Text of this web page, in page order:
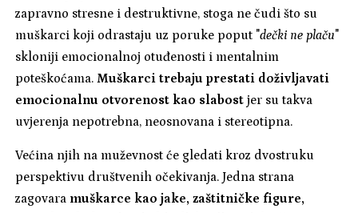
zapravno stresne i destruktivne, stoga ne čudi što su
muškarci koji odrastaju uz poruke poput "dečki ne plaču"
skloniji emocionalnoj otuđenosti i mentalnim
poteškoćama.Muškarci trebaju prestati doživljavati
emocionalnu otvorenost kao slabost jer su takva
uvjerenja nepotrebna, neosnovana i stereotipna.
Većina njih na muževnost će gledati kroz dvostruku
perspektivu društvenih očekivanja. Jedna strana
zagovara muškarce kao jake, zaštitničke figure,